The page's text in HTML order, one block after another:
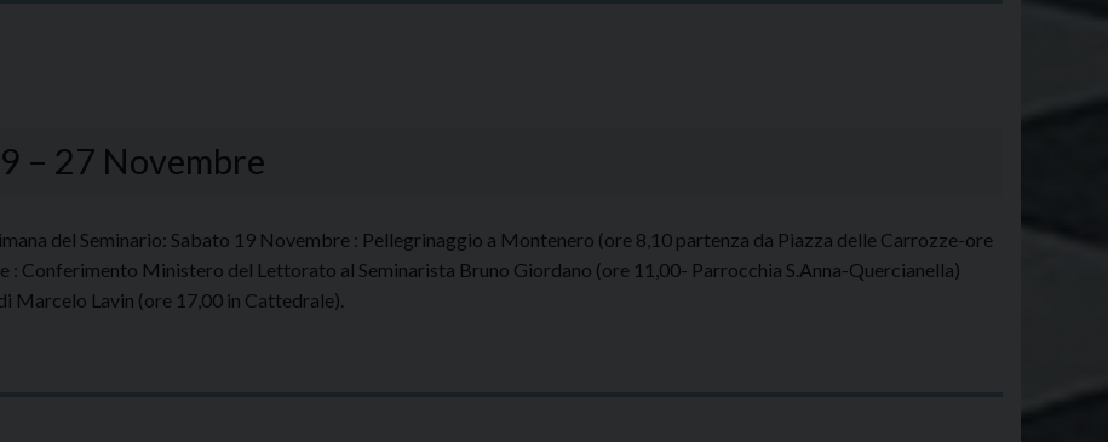
Divina
Misericordia"
– 27 Novembre
del Seminario: Sabato 19 Novembre : Pellegrinaggio a Montenero (ore 8,10 partenza da Piazza delle Carrozze-ore
: Conferimento Ministero del Lettorato al Seminarista Bruno Giordano (ore 11,00- Parrocchia S.Anna-Quercianella)
Marcelo Lavin (ore 17,00 in Cattedrale).